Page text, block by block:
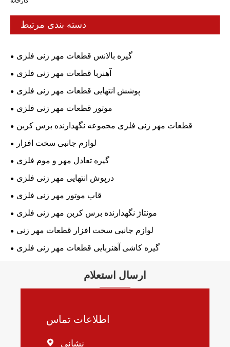
دسته بندی مرتبط
گیره بالانس قطعات مهر زنی فلزی
آهنربا قطعات مهر زنی فلزی
پوشش انتهایی قطعات مهر زنی فلزی
موتور قطعات مهر زنی فلزی
قطعات مهر زنی فلزی مجموعه نگهدارنده برس کربن
لوازم جانبی سخت افزار
گیره تعادل مهر و موم فلزی
درپوش انتهایی مهر زنی فلزی
قاب موتور مهر زنی فلزی
مونتاژ نگهدارنده برس کربن مهر زنی فلزی
لوازم جانبی سخت افزار قطعات مهر زنی
گیره کاشی آهنربایی قطعات مهر زنی فلزی
ارسال استعلام
اطلاعات تماس
 نشانی